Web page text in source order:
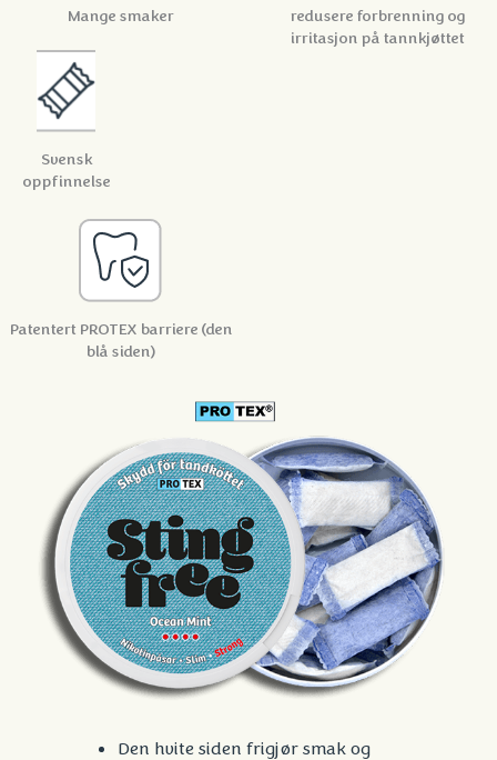
Mange smaker
redusere forbrenning og
irritasjon på tannkjøttet
Svensk
oppfinnelse
Patentert PROTEX barriere (den
blå siden)
Den hvite siden frigjør smak og